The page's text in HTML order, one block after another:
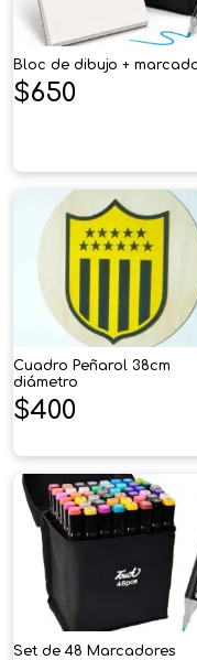
Bloc de dibujo +
$650
Cuadro Peñarol 38cm
diámetro
$400
Set de 48 Marcadores
Tu